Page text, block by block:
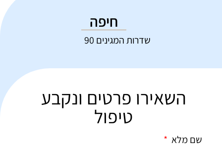
חיפה
שדרות המגינים 90
השאירו פרטים ונקבע
טיפול
שם מלא